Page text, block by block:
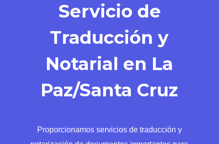
Servicio de
Traducción y
Notarial en La
Paz/Santa Cruz
Proporcionamos servicios de traducción y